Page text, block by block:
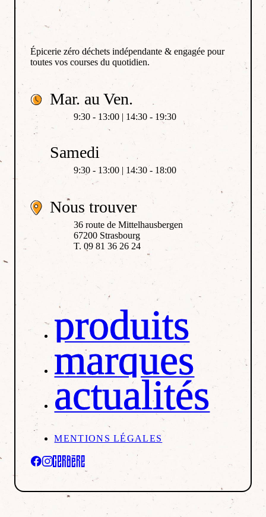
Épicerie zéro déchets indépendante & engagée pour
toutes vos courses du quotidien.
Mar. au Ven.
9:30 - 13:00 | 14:30 - 19:30
Samedi
9:30 - 13:00 | 14:30 - 18:00
Nous trouver
36 route de Mittelhausbergen
67200 Strasbourg
T. 09 81 36 26 24
produits
marques
actualités
MENTIONS LÉGALES